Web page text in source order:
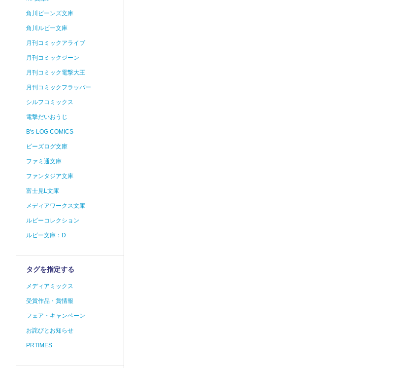
角川ビーンズ文庫
角川ルビー文庫
月刊コミックアライブ
月刊コミックジーン
月刊コミック電撃大王
月刊コミックフラッパー
シルフコミックス
電撃だいおうじ
B's-LOG COMICS
ビーズログ文庫
ファミ通文庫
ファンタジア文庫
富士見L文庫
メディアワークス文庫
ルビーコレクション
ルビー文庫：D
タグを指定する
メディアミックス
受賞作品・賞情報
フェア・キャンペーン
お詫びとお知らせ
PRTIMES